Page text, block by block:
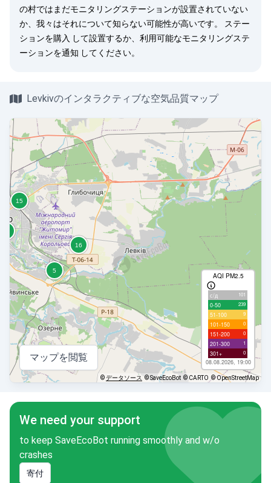
の村ではまだモニタリングステーションが設置されていない
か、我々はそれについて知らない可能性が高いです。
ステー
ションを購入 して設置するか、利用可能なモニタリングステ
ーションを通知 してください。
Levkivのインタラクティブな空気品質マップ
AQI PM2.5
с/д 101
0-50 239
51-100 9
101-150 0
151-200 0
201-300 1
301+ 0
08.08.2026, 19:00
マップを閲覧
©データソース © SaveEcoBot © CARTO © OpenStreetMap
We need your support
to keep SaveEcoBot running smoothly and w/o
crashes
寄付